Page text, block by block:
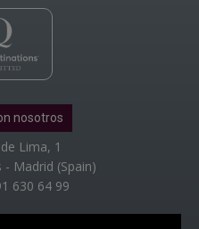
nosotros
Lima, 1
Madrid (Spain)
630 64 99